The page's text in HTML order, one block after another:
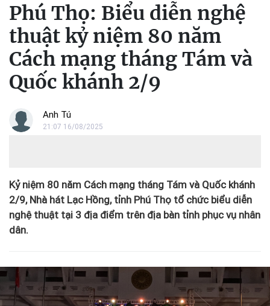
Phú Thọ: Biểu diễn nghệ
thuật kỷ niệm 80 năm
Cách mạng tháng Tám và
Quốc khánh 2/9
Anh Tú
21:07 16/08/2025
Kỷ niệm 80 năm Cách mạng tháng Tám và Quốc khánh
2/9, Nhà hát Lạc Hồng, tỉnh Phú Thọ tổ chức biểu diễn
nghệ thuật tại 3 địa điểm trên địa bàn tỉnh phục vụ nhân
dân.